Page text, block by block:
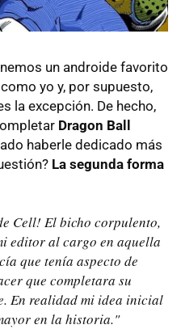
un androide favorito
yo y, por supuesto,
la excepción. De hecho,
Dragon Ball
haberle dedicado más
La segunda forma
Cell! El bicho corpulento,
editor al cargo en aquella
que tenía aspecto de
que completara su
En realidad mi idea inicial
en la historia."